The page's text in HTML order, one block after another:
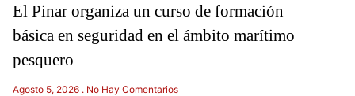
El Pinar organiza un curso de formación
básica en seguridad en el ámbito marítimo
pesquero
Agosto 5, 2026 No Hay Comentarios